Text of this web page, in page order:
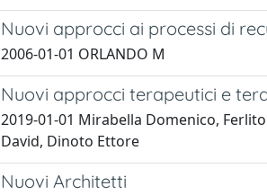
Nuovi approcci ai processi di
2006-01-01 ORLANDO M
Nuovi approcci terapeutici e
2019-01-01 Mirabella Domenico,
David, Dinoto Ettore
Nuovi Architetti